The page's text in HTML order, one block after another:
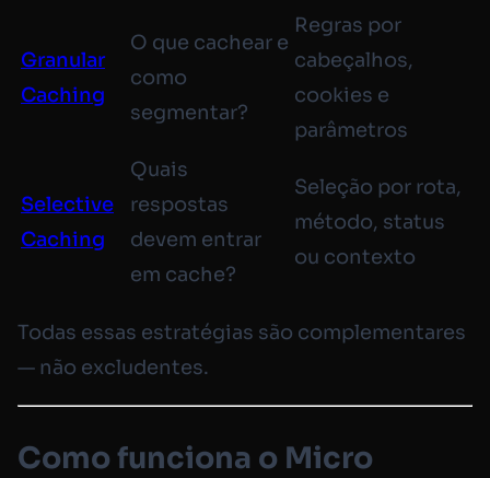
Granular
Caching
O que cachear e
como
segmentar?
Regras por
cabeçalhos,
cookies e
parâmetros
Selective
Caching
Quais
respostas
devem entrar
em cache?
Seleção por rota,
método, status
ou contexto
Todas essas estratégias são complementares
— não excludentes.
Como funciona o Micro